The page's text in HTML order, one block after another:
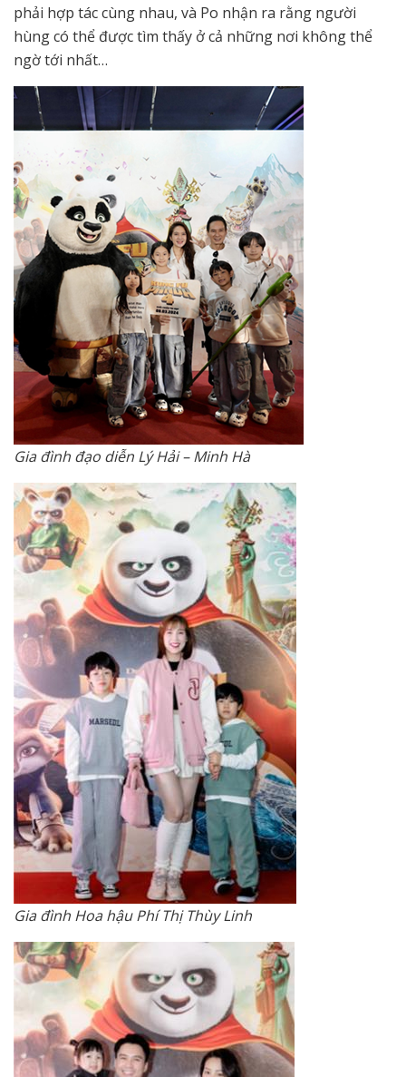
phải hợp tác cùng nhau, và Po nhận ra rằng người
hùng có thể được tìm thấy ở cả những nơi không thể
ngờ tới nhất…
Gia đình đạo diễn Lý Hải – Minh Hà
Gia đình Hoa hậu Phí Thị Thùy Linh